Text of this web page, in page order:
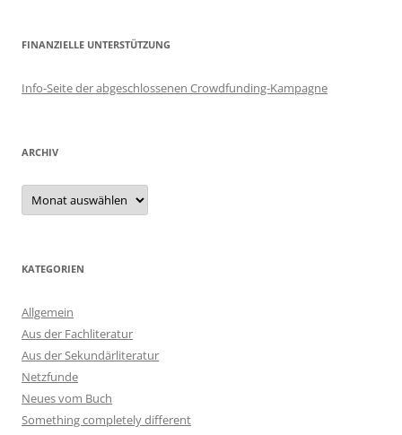
FINANZIELLE UNTERSTÜTZUNG
Info-Seite der abgeschlossenen Crowdfunding-Kampagne
ARCHIV
Archiv
KATEGORIEN
Allgemein
Aus der Fachliteratur
Aus der Sekundärliteratur
Netzfunde
Neues vom Buch
Something completely different